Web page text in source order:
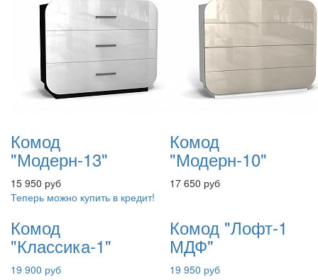
Комод
"Модерн-13"
15 950 руб
Комод
"Модерн-10"
17 650 руб
Теперь можно купить в кредит!
Комод
"Классика-1"
19 900 руб
Комод "Лофт-1
МДФ"
19 950 руб